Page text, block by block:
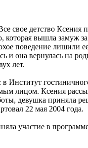
свое детство Ксения
вышла замуж за
поведение лишили
и она вернулась на
лет.
Институт
лицом. Ксения
девушка приняла
22 мая 2004 года.
участие в программе